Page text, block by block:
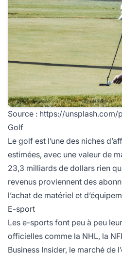
Source : https://unsplash.com/
Golf
Le golf est l’une des niches
estimées, avec une valeur de
23,3 milliards de dollars rien
revenus proviennent des
l’achat de matériel et
E-sport
Les e-sports font peu à peu
officielles comme la NHL, la
Business Insider, le marché de